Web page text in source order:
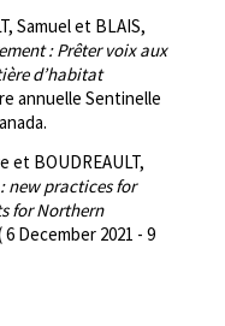
Samuel et BLAIS,
: Prêter voix aux
d’habitat
annuelle Sentinelle
et BOUDREAULT,
new practices for
for Northern
December 2021 - 9